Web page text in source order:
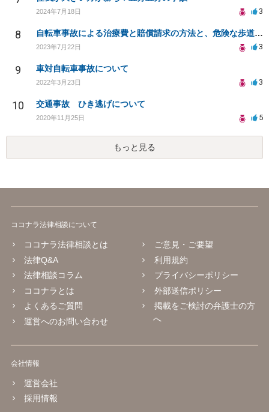
2024年7月18日 3
8 自転車事故による治療費と賠償請求の方法と、危険な歩道の改善について相談したい
2023年7月22日 3
9 車対自転車事故について
2022年3月23日 3
10 交通事故 ひき逃げについて
2020年11月25日 5
もっと見る
ココナラ法律相談について
ココナラ法律相談とは
法律Q&A
法律相談コラム
ココナラとは
よくあるご質問
運営へのお問い合わせ
ご意見・ご要望
利用規約
プライバシーポリシー
外部送信ポリシー
掲載をご検討の弁護士の方
へ
会社情報
運営会社
採用情報